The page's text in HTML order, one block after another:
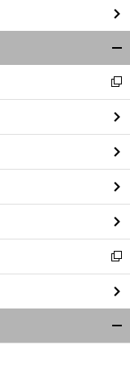
閉
る
新
し
い
ウ
ィ
ン
ド
ウ
で
開
く
新
し
い
ウ
ィ
ン